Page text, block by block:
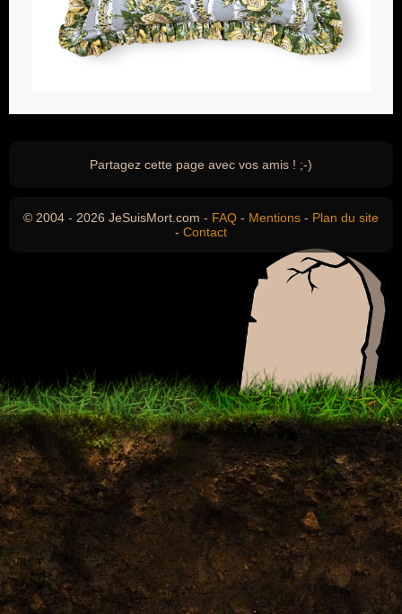
Partagez cette page avec vos amis ! ;-)
© 2004 - 2026 JeSuisMort.com - FAQ - Mentions - Plan du site
- Contact